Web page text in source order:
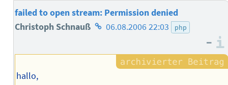
failed to open stream: Permission denied
Christoph Schnauß Homepage
Autors
06.08.2006 22:03 php
–
hallo,